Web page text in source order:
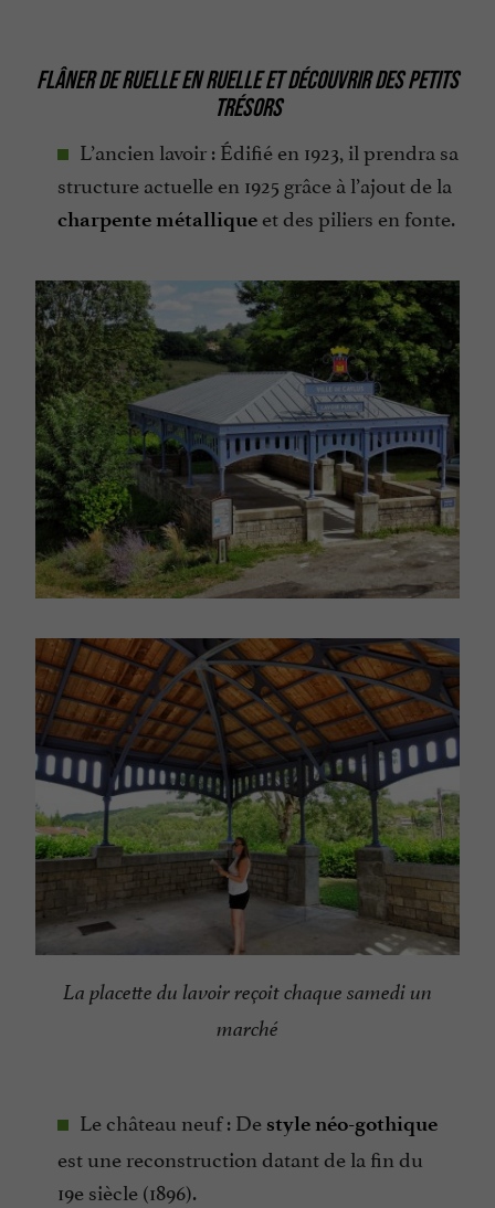
FLÂNER DE RUELLE EN RUELLE ET DÉCOUVRIR DES PETITS
TRÉSORS
L’ancien lavoir : Édifié en 1923, il prendra sa
structure actuelle en 1925 grâce à l’ajout de la
charpente métallique et des piliers en fonte.
La placette du lavoir reçoit chaque samedi un
marché
Le château neuf : De style néo-gothique
est une reconstruction datant de la fin du
19e siècle (1896).